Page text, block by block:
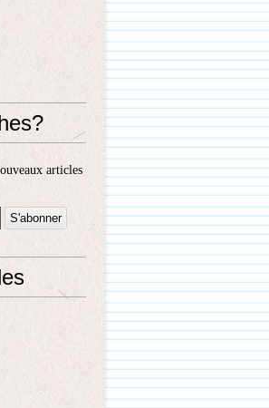
articles